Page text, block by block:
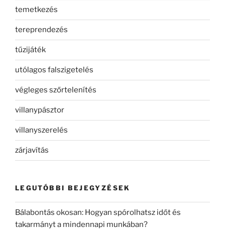
temetkezés
tereprendezés
tűzijáték
utólagos falszigetelés
végleges szőrtelenítés
villanypásztor
villanyszerelés
zárjavítás
LEGUTÓBBI BEJEGYZÉSEK
Bálabontás okosan: Hogyan spórolhatsz időt és
takarmányt a mindennapi munkában?